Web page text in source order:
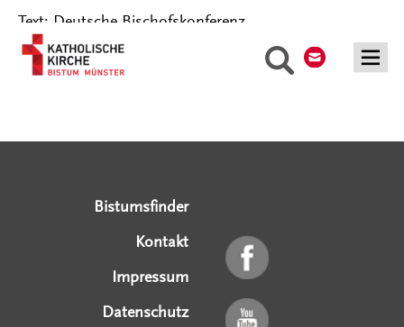
Suche
Text: Deutsche Bischofskonferenz
Bistumsfinder
Kontakt
Impressum
Datenschutz